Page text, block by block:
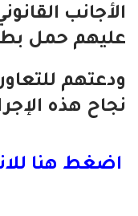
الأجانب
عليهم حمل
ودعتهم
نجاح هذه
اضغط هنا